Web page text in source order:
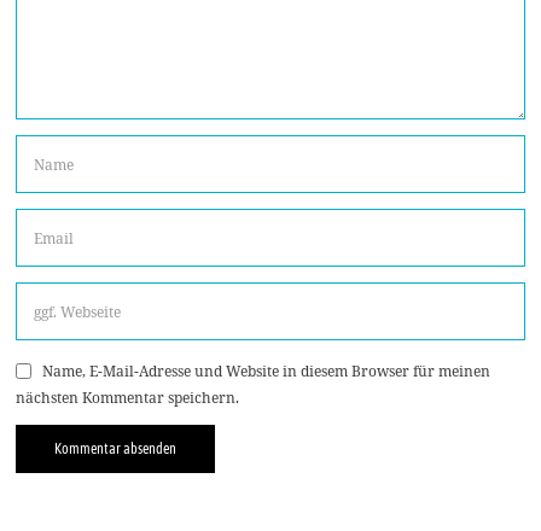
Name, E-Mail-Adresse und Website in diesem Browser für meinen
nächsten Kommentar speichern.